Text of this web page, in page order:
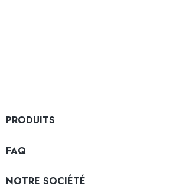
PRODUITS
FAQ
NOTRE SOCIÉTÉ